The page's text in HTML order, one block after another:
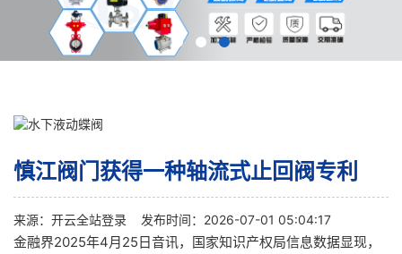
慎江阀门获得一种轴流式止回阀专利
来源： 开云全站登录 发布时间：2026-07-01 05:04:17
金融界2025年4月25日音讯，国家知识产权局信息数据显现，